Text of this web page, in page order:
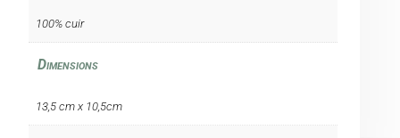
100% cuir
Dimensions
13,5 cm x 10,5cm